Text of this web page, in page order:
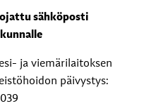
sähköposti
ja viemärilaitoksen
päivystys: